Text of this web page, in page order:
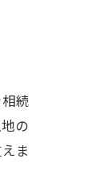
続
の
ま